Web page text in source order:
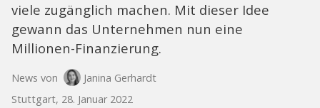
viele zugänglich machen. Mit dieser Idee
gewann das Unternehmen nun eine
Millionen-Finanzierung.
News von
Janina Gerhardt
Stuttgart, 28. Januar 2022